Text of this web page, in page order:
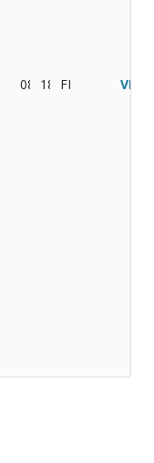
08/12/2015
18/12/2015
FINALIZADO
VER